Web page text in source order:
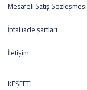
Mesafeli Satış Sözleşmesi
İptal iade şartları
İletişim
KEŞFET!